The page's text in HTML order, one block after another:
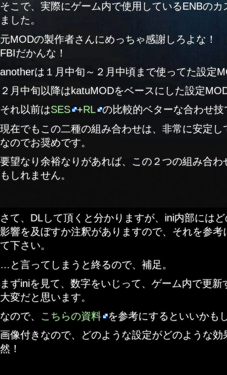
そこで、実際にゲーム内で使用しているENBの
ました。
元MODの製作者さんにめっちゃ感謝しろよな！
FBIだかんな！
anotherは１月中旬～２月中頃まで使ってた設定
２月中旬以降はkatuMODをベースにした設定
それ以前はSES +RL の比較的ベターな合わせ
現在でもこの二種の組み合わせは、非常に安定
なのでお奨めです。
要望なり余裕なりがあれば、この２つの組み合
もしれません。
さて、DLして頂くと分かりますが、ini内部には
影響を及ぼすか注釈がありますので、それを参
て下さい。
…と言ってしまうと終るので、補足。
まずiniを見て、数字をいじって、ゲーム内で更
大変だと思います。
なので、 こちらの資料
を参考にするといいかも
画像付きなので、どのような設定がどのような
然！